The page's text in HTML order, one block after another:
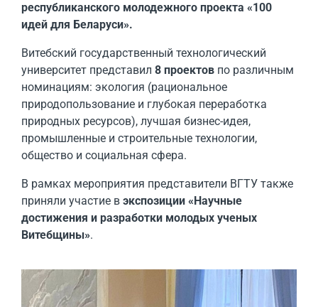
республиканского молодежного проекта «100
идей для Беларуси».
Витебский государственный технологический
университет представил 8 проектов по различным
номинациям: экология (рациональное
природопользование и глубокая переработка
природных ресурсов), лучшая бизнес-идея,
промышленные и строительные технологии,
общество и социальная сфера.
В рамках мероприятия представители ВГТУ также
приняли участие в экспозиции «Научные
достижения и разработки молодых ученых
Витебщины».